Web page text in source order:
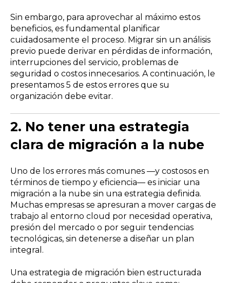
Sin embargo, para aprovechar al máximo estos
beneficios, es fundamental planificar
cuidadosamente el proceso. Migrar sin un análisis
previo puede derivar en pérdidas de información,
interrupciones del servicio, problemas de
seguridad o costos innecesarios. A continuación, le
presentamos 5 de estos errores que su
organización debe evitar.
2. No tener una estrategia
clara de migración a la nube
Uno de los errores más comunes —y costosos en
términos de tiempo y eficiencia— es iniciar una
migración a la nube sin una estrategia definida.
Muchas empresas se apresuran a mover cargas de
trabajo al entorno cloud por necesidad operativa,
presión del mercado o por seguir tendencias
tecnológicas, sin detenerse a diseñar un plan
integral.
Una estrategia de migración bien estructurada